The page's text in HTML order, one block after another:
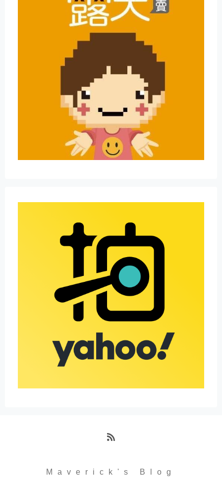
Maverick's Blog